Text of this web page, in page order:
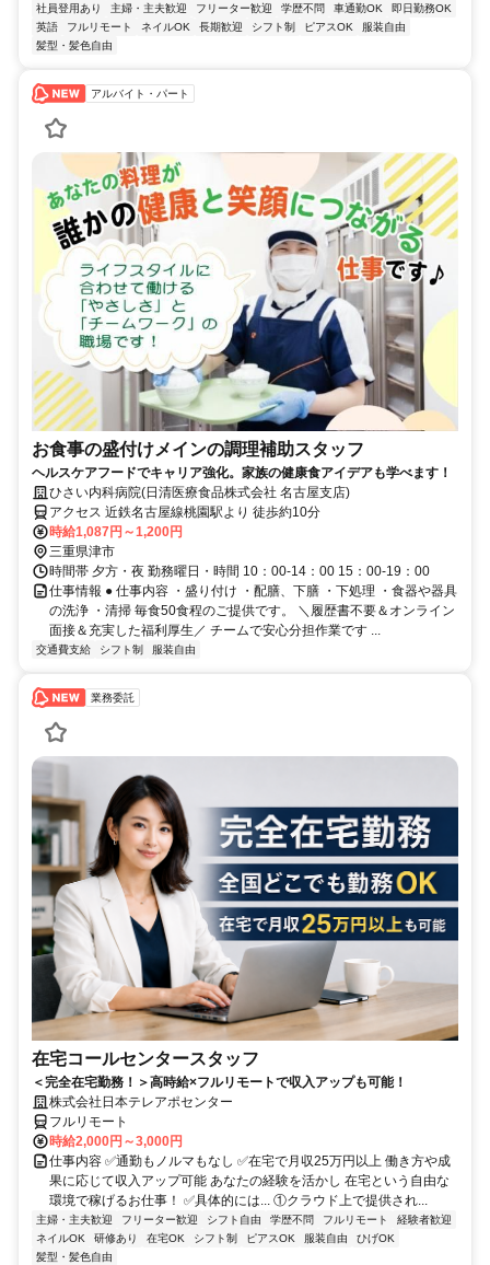
社員登用あり 主婦・主夫歓迎 フリーター歓迎 学歴不問 車通勤OK
即日勤務OK
英語
フルリモート ネイルOK 長期歓迎 シフト制 ピアスOK
服装自由
髪型・髪色自由
アルバイト・パート
お食事の盛付けメインの調理補助スタッフ
ヘルスケアフードでキャリア強化。家族の健康食アイデアも学べます！
ひさい内科病院(日清医療食品株式会社 名古屋支店)
アクセス 近鉄名古屋線桃園駅より 徒歩約10分
時給1,087円～1,200円
三重県津市
時間帯 夕方・夜 勤務曜日・時間 10：00-14：00 15：00-19：00
仕事情報 ● 仕事内容 ・盛り付け ・配膳、下膳 ・下処理 ・食器や器具
の洗浄 ・清掃 毎食50食程のご提供です。 ＼履歴書不要＆オンライン
面接＆充実した福利厚生／ チームで安心分担作業です ...
交通費支給 シフト制 服装自由
業務委託
在宅コールセンタースタッフ
＜完全在宅勤務！＞高時給×フルリモートで収入アップも可能！
株式会社日本テレアポセンター
フルリモート
時給2,000円～3,000円
仕事内容 ✅通勤もノルマもなし ✅在宅で月収25万円以上 働き方や成
果に応じて収入アップ可能 あなたの経験を活かし 在宅という自由な
環境で稼げるお仕事！ ✅具体的には... ①クラウド上で提供され...
主婦・主夫歓迎 フリーター歓迎 シフト自由 学歴不問 フルリモート
経験者歓迎
ネイルOK
研修あり 在宅OK シフト制 ピアスOK 服装自由
ひげOK
髪型・髪色自由